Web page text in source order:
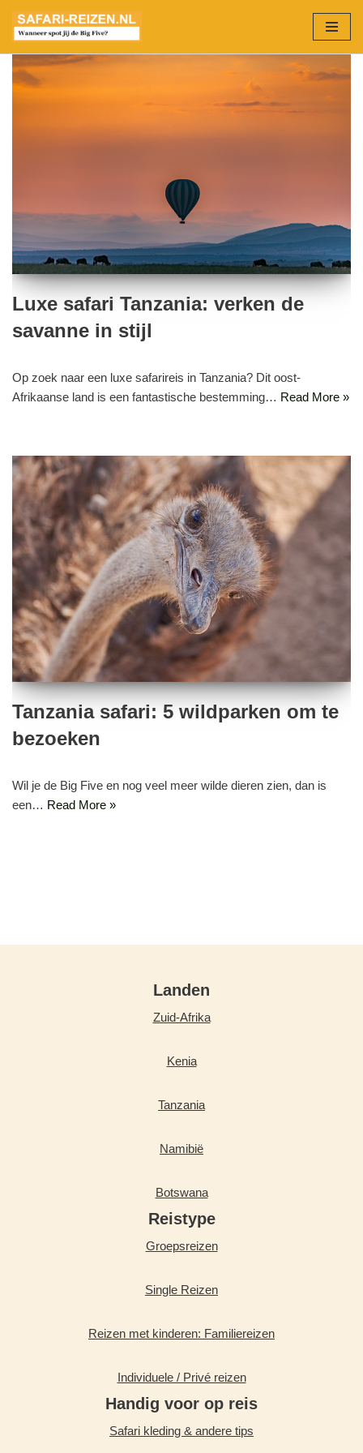
Ga
naar
de
Luxe safari Tanzania: verken de
savanne in stijl
Op zoek naar een luxe safarireis in Tanzania? Dit oost-
Afrikaanse land is een fantastische bestemming… Read More »
Tanzania safari: 5 wildparken om te
bezoeken
Wil je de Big Five en nog veel meer wilde dieren zien, dan is
een… Read More »
Landen
Zuid-Afrika
Kenia
Tanzania
Namibië
Botswana
Reistype
Groepsreizen
Single Reizen
Reizen met kinderen: Familiereizen
Individuele / Privé reizen
Handig voor op reis
Safari kleding & andere tips